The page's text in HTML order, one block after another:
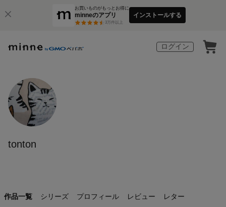
お買いものがもっとお得に
minneのアプリ
3万件以上
インストールする
ログイン
tonton
作品一覧 シリーズ プロフィール レビュー レター